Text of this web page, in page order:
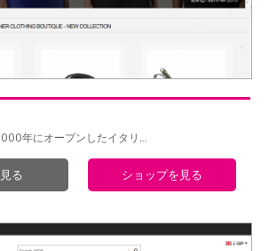
年にオープンしたイタリ…
る ショップを見る